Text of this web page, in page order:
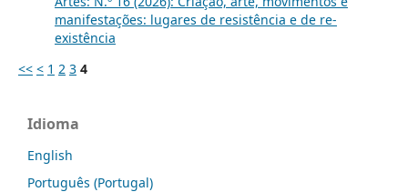
manifestações: lugares de resistência e de re-
existência
<< < 1 2 3 4
Idioma
English
Português (Portugal)